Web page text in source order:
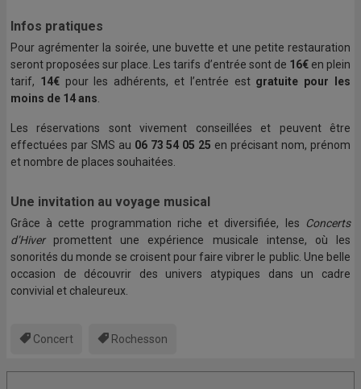
Infos pratiques
Pour agrémenter la soirée, une buvette et une petite restauration
seront proposées sur place. Les tarifs d’entrée sont de 16€en plein
tarif, 14€pour les adhérents, et l’entrée est gratuite pour les
moins de 14 ans
Les réservations sont vivement conseillées et peuvent être
effectuées par SMS au 06 73 54 05 25 en précisant nom, prénom
et nombre de places souhaitées.
Une invitation au voyage musical
Grâce à cette programmation riche et diversifiée, les
Concerts
d’Hiverpromettent une expérience musicale intense, où les
sonorités du monde se croisent pour faire vibrer le public. Une belle
occasion de découvrir des univers atypiques dans un cadre
convivial et chaleureux.
Concert Rochesson